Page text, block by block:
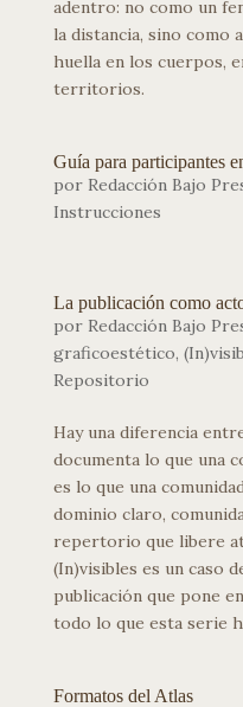
adentro: no como un
la distancia, sino como
huella en los cuerpos,
territorios.
Guía para participantes
por Redacción Bajo
Instrucciones
La publicación como
por Redacción Bajo
graficoestético,
Repositorio
Hay una diferencia
documenta lo que una
es lo que una
dominio claro,
repertorio que libere
(In)visibles es un caso
publicación que pone
todo lo que esta serie
Formatos del Atlas